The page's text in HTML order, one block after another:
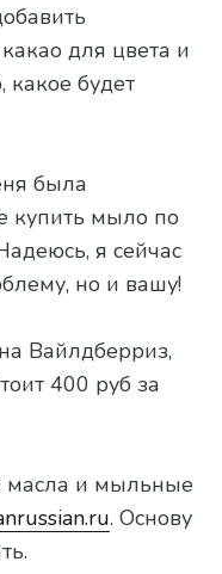
для цвета и
какое будет
была
купить мыло по
я сейчас
но и вашу!
Вайлдберриз,
400 руб за
и мыльные
. Основу